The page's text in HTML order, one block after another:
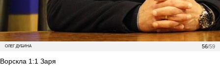
56/59
ОЛЕГ ДУБИНА
Ворскла 1:1 Заря